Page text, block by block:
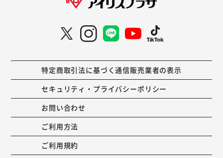
特定商取引法に基づく通信販売業者の表示
セキュリティ・プライバシーポリシー
お問い合わせ
ご利用方法
ご利用規約